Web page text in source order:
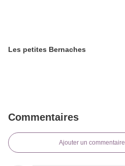
Les petites Bernaches
Commentaires
Ajouter un commentaire